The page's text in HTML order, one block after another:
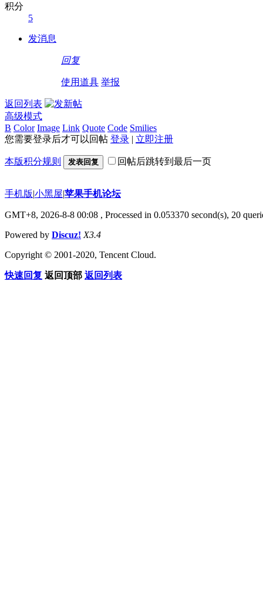
积分
5
发消息
回复
使用道具 举报
返回列表
高级模式
B Color Image Link Quote Code Smilies
您需要登录后才可以回帖 登录 | 立即注册
本版积分规则 发表回复 回帖后跳转到最后一页
手机版|小黑屋|苹果手机论坛
GMT+8, 2026-8-8 00:08 , Processed in 0.053370 second(s), 20
Powered by Discuz! X3.4
Copyright © 2001-2020, Tencent Cloud.
快速回复 返回顶部 返回列表